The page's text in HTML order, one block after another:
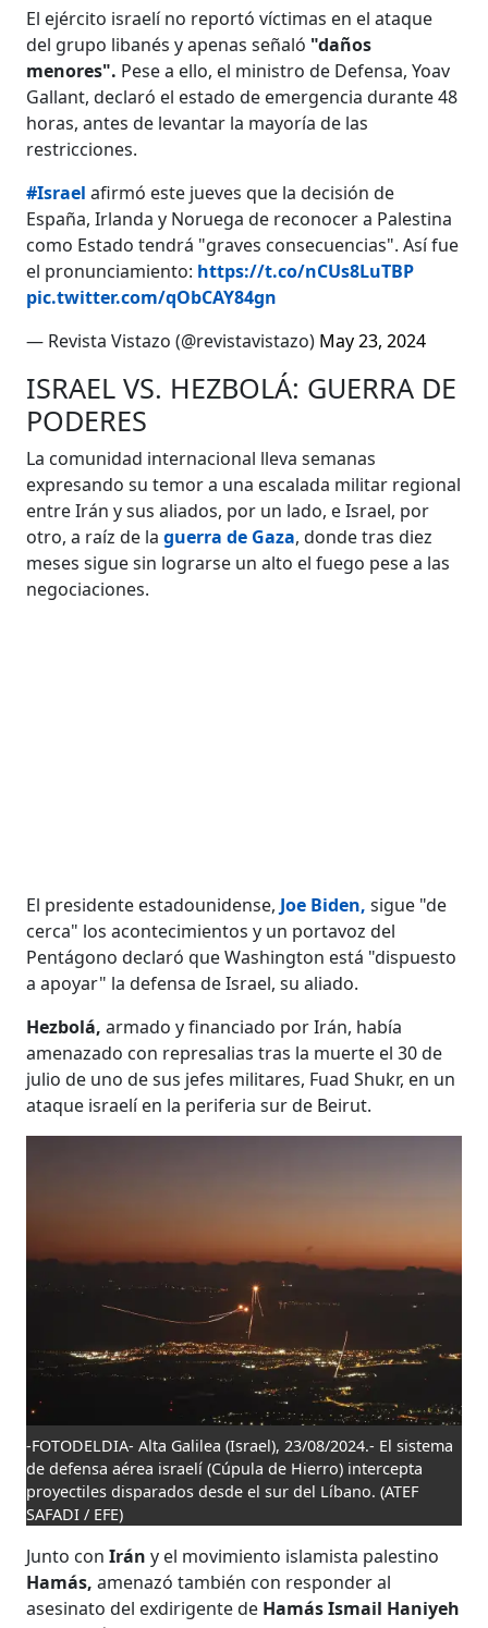
El ejército israelí no reportó víctimas en el ataque
del grupo libanés y apenas señaló "daños
menores". Pese a ello, el ministro de Defensa, Yoav
Gallant, declaró el estado de emergencia durante 48
horas, antes de levantar la mayoría de las
restricciones.
#Israel afirmó este jueves que la decisión de
España, Irlanda y Noruega de reconocer a Palestina
como Estado tendrá "graves consecuencias". Así fue
el pronunciamiento: https://t.co/nCUs8LuTBP
pic.twitter.com/qObCAY84gn
— Revista Vistazo (@revistavistazo) May 23, 2024
ISRAEL VS. HEZBOLÁ: GUERRA DE
PODERES
La comunidad internacional lleva semanas
expresando su temor a una escalada militar regional
entre Irán y sus aliados, por un lado, e Israel, por
otro, a raíz de laguerra de Gaza, donde tras diez
meses sigue sin lograrse un alto el fuego pese a las
negociaciones.
El presidente estadounidense, Joe Biden, sigue "de
cerca" los acontecimientos y un portavoz del
Pentágono declaró que Washington está "dispuesto
a apoyar" la defensa de Israel, su aliado.
Hezbolá, armado y financiado por Irán, había
amenazado con represalias tras la muerte el 30 de
julio de uno de sus jefes militares, Fuad Shukr, en un
ataque israelí en la periferia sur de Beirut.
-FOTODELDIA- Alta Galilea (Israel), 23/08/2024.- El sistema
de defensa aérea israelí (Cúpula de Hierro) intercepta
proyectiles disparados desde el sur del Líbano. (ATEF
SAFADI / EFE)
Junto con Irán y el movimiento islamista palestino
Hamás, amenazó también con responder al
asesinato del exdirigente de Hamás Ismail Haniyeh